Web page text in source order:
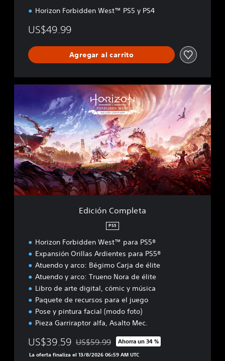
Horizon Forbidden West™ PS5 y PS4
US$49.99
Agregar al carrito
i
c
i
ó
n
C
o
m
p
l
Edición Completa
PS5
Horizon Forbidden West™ para PS5®
Expansión Orillas Ardientes para PS5®
Atuendo y arco: Bégimo Carja de élite
Atuendo y arco: Trueno Nora de élite
Libro de arte digital, cómic y música
Paquete de recursos para el juego
Pose y pintura facial (modo foto)
Pieza Garriraptor alfa, Asalto Mec.
US$39.59 Rebajado del precio original de US$59.99
US$59.99 Ahorra un 34 %
La oferta finaliza el 13/8/2026 06:59 AM UTC